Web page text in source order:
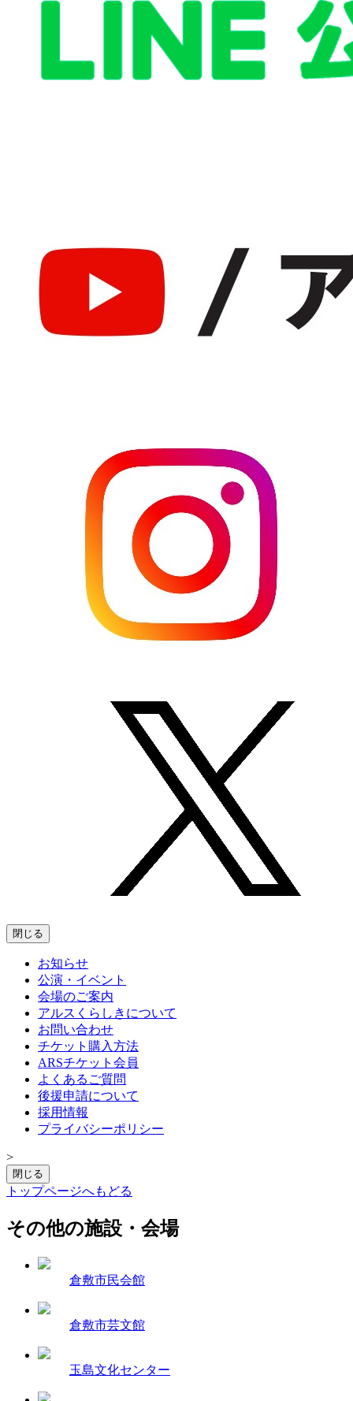
閉じる
お知らせ
公演・イベント
会場のご案内
アルスくらしきについて
お問い合わせ
チケット購入方法
ARSチケット会員
よくあるご質問
後援申請について
採用情報
プライバシーポリシー
>
閉じる
トップページへもどる
その他の施設・会場
倉敷市民会館
倉敷市芸文館
玉島文化センター